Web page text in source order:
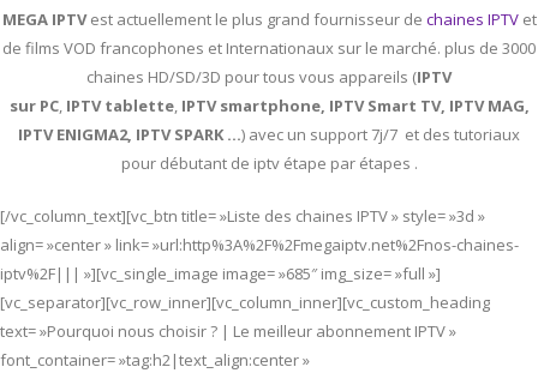
MEGA IPTVest actuellement le plus grand fournisseur de chaines IPTVet
de films VOD francophones et Internationaux sur le marché. plus de 3000
chaines HD/SD/3D pour tous vous appareils (IPTV
sur PC, IPTVtablette, IPTVsmartphone, IPTV Smart TV, IPTV MAG,
IPTV ENIGMA2, IPTV SPARK …) avec un support 7j/7 et des tutoriaux
pour débutant de iptv étape par étapes .
[/vc_column_text][vc_btn title= »Liste des chaines IPTV » style= »3d »
align= »center » link= »url:http%3A%2F%2Fmegaiptv.net%2Fnos-chaines-
iptv%2F||| »][vc_single_image image= »685″ img_size= »full »]
[vc_separator][vc_row_inner][vc_column_inner][vc_custom_heading
text= »Pourquoi nous choisir ? | Le meilleur abonnement IPTV »
font_container= »tag:h2|text_align:center »